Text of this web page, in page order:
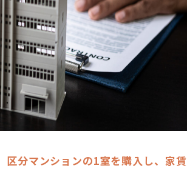
区分マンションの1室を購入し、家賃